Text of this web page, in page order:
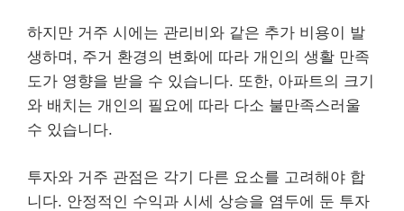
하지만 거주 시에는 관리비와 같은 추가 비용이 발
생하며, 주거 환경의 변화에 따라 개인의 생활 만족
도가 영향을 받을 수 있습니다. 또한, 아파트의 크기
와 배치는 개인의 필요에 따라 다소 불만족스러울
수 있습니다.
투자와 거주 관점은 각기 다른 요소를 고려해야 합
니다. 안정적인 수익과 시세 상승을 염두에 둔 투자